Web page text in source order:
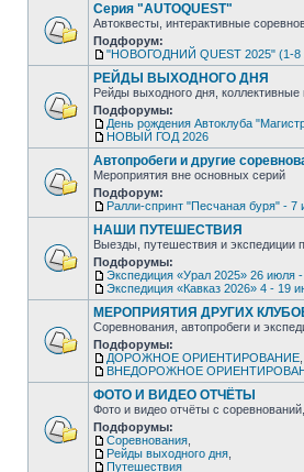
Серия "AUTOQUEST"
Автоквесты, интерактивные
Подфорум:
"НОВОГОДНИЙ QUEST 2025" (1-8
РЕЙДЫ ВЫХОДНОГО ДНЯ
Рейды выходного дня, коллективные
Подфорумы:
День рождения Автоклуба
НОВЫЙ ГОД 2026
Автопробеги и другие
Мероприятия вне основных серий
Подфорум:
Ралли-спринт "Песчаная буря" - 7
НАШИ ПУТЕШЕСТВИЯ
Выезды, путешествия и экспедиции
Подфорумы:
Экспедиция «Урал 2025» 26 июля -
Экспедиция «Кавказ 2026» 4 - 19
МЕРОПРИЯТИЯ ДРУГИХ
Соревнования, автопробеги и
Подфорумы:
ДОРОЖНОЕ ОРИЕНТИРОВАНИЕ
ВНЕДОРОЖНОЕ
ФОТО И ВИДЕО ОТЧЁТЫ
Фото и видео отчёты с
Подфорумы:
Соревнования
Рейды выходного дня
Путешествия